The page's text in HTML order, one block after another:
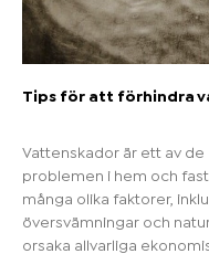
Tips för att förhindra
Vattenskador är ett av
problemen i hem och
många olika faktorer,
översvämningar och
orsaka allvarliga